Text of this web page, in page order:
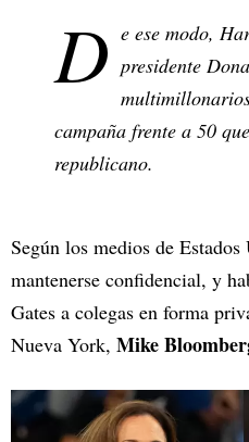
D e ese modo,
presidente
campaña frente a 50
republicano.
Según los medios de
mantenerse confidencial, y
Gates a colegas en forma
Nueva York, Mike